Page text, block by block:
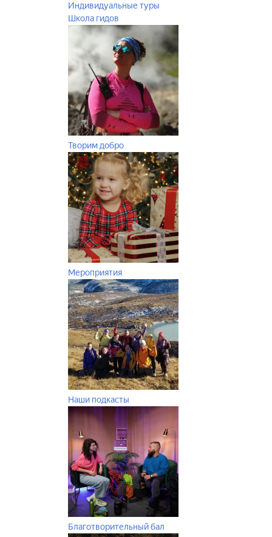
Индивидуальные туры
Школа гидов
Творим добро
Мероприятия
Наши подкасты
Благотворительный бал